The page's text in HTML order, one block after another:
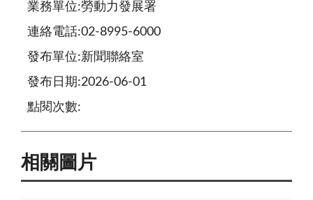
業務單位:勞動力發展署
連絡電話:02-8995-6000
發布單位:新聞聯絡室
發布日期:2026-06-01
點閱次數:
相關圖片